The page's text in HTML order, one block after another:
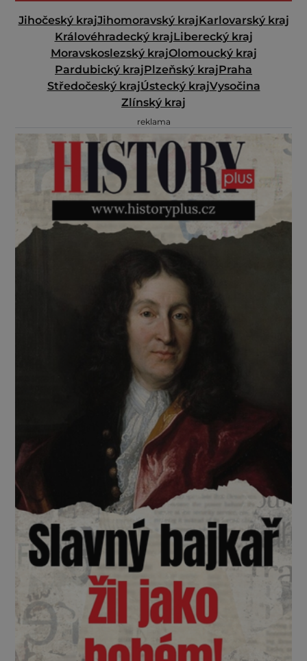
Jihočeský krajJihomoravský krajKarlovarský kraj
Královéhradecký krajLiberecký kraj
Moravskoslezský krajOlomoucký kraj
Pardubický krajPlzeňský krajPraha
Středočeský krajÚstecký krajVysočina
Zlínský kraj
reklama